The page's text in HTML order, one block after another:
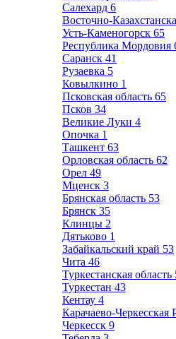
Салехард 6
Восточно-
Усть-Каменогорск 65
Республика Мордовия
Саранск 41
Рузаевка 5
Ковылкино 1
Псковская область 65
Псков 34
Великие Луки 4
Опочка 1
Ташкент 63
Орловская область 62
Орел 49
Мценск 3
Брянская область 53
Брянск 35
Клинцы 2
Дятьково 1
Забайкальский край 53
Чита 46
Туркестанская область
Туркестан 43
Кентау 4
Карачаево-Черкесская
Черкесск 9